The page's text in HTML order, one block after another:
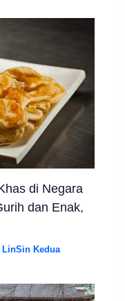
di Negara
dan Enak,
LinSin Kedua